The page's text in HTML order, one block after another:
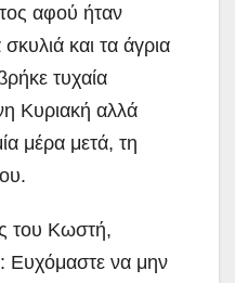
αφού ήταν
και τα άγρια
τυχαία
Κυριακή αλλά
μέρα μετά, τη
του Κωστή,
Ευχόμαστε να μην